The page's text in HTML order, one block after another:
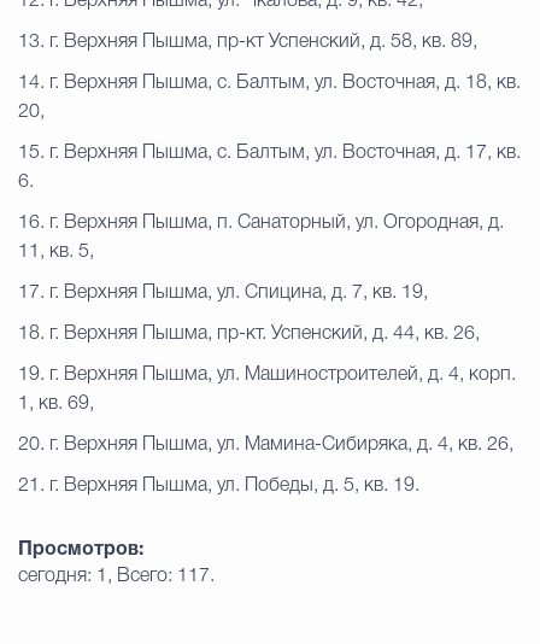
13. г. Верхняя Пышма, пр-кт Успенский, д. 58, кв. 89,
14. г. Верхняя Пышма, с. Балтым, ул. Восточная, д. 18, кв.
20,
15. г. Верхняя Пышма, с. Балтым, ул. Восточная, д. 17, кв.
6.
16. г. Верхняя Пышма, п. Санаторный, ул. Огородная, д.
11, кв. 5,
17. г. Верхняя Пышма, ул. Спицина, д. 7, кв. 19,
18. г. Верхняя Пышма, пр-кт. Успенский, д. 44, кв. 26,
19. г. Верхняя Пышма, ул. Машиностроителей, д. 4, корп.
1, кв. 69,
20. г. Верхняя Пышма, ул. Мамина-Сибиряка, д. 4, кв. 26,
21. г. Верхняя Пышма, ул. Победы, д. 5, кв. 19.
Просмотров:
сегодня: 1, Всего: 117.